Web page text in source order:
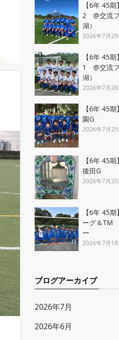
【6年 45
2 @交流
湖）
2026年7月29
【6年 45
1 @交流
湖）
2026年7月28
【6年 45
園G
2026年7月25
【6年 45
後田G
2026年7月20
【6年 45
ーグ＆TM
ー
2026年7月18
ブログアーカイブ
2026年7月
2026年6月